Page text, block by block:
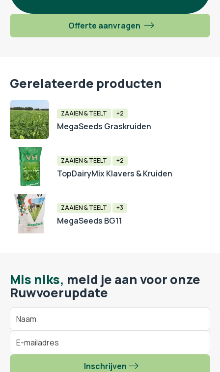
Offerte aanvragen
Gerelateerde producten
ZAAIEN & TEELT +2
MegaSeeds Graskruiden
ZAAIEN & TEELT +2
TopDairyMix Klavers & Kruiden
ZAAIEN & TEELT +3
MegaSeeds BG11
Mis niks, meld je aan voor onze
Ruwvoerupdate
Inschrijven